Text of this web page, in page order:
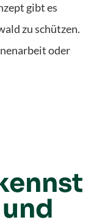
gibt es
zu schützen.
oder